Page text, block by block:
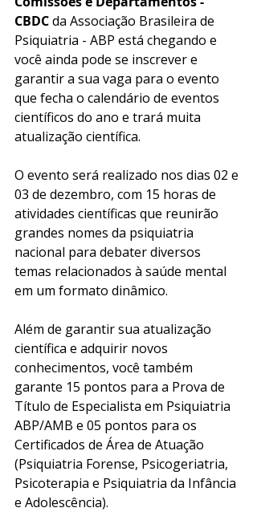
CBDC da Associação Brasileira de
Psiquiatria - ABP está chegando e
você ainda pode se inscrever e
garantir a sua vaga para o evento
que fecha o calendário de eventos
científicos do ano e trará muita
atualização científica.
O evento será realizado nos dias 02 e
03 de dezembro, com 15 horas de
atividades científicas que reunirão
grandes nomes da psiquiatria
nacional para debater diversos
temas relacionados à saúde mental
em um formato dinâmico.
Além de garantir sua atualização
científica e adquirir novos
conhecimentos, você também
garante 15 pontos para a Prova de
Título de Especialista em Psiquiatria
ABP/AMB e 05 pontos para os
Certificados de Área de Atuação
(Psiquiatria Forense, Psicogeriatria,
Psicoterapia e Psiquiatria da Infância
e Adolescência).